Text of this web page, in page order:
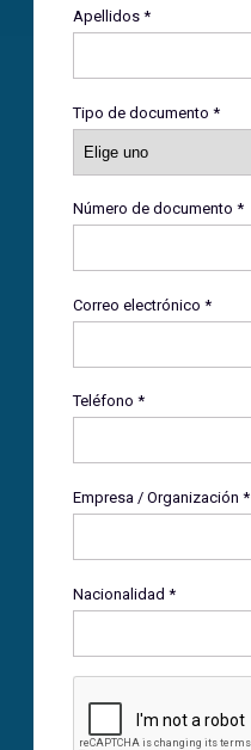
Apellidos *
Tipo de documento *
Número de documento *
Correo electrónico *
Teléfono *
Empresa / Organización *
Nacionalidad *